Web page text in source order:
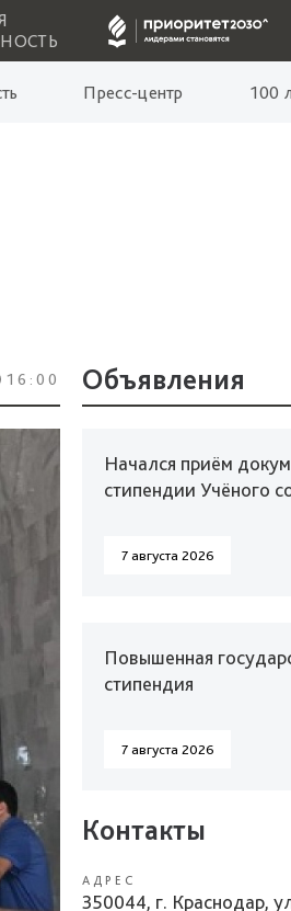
Пресс-центр 100
16:00 Объявления
Начался приём
стипендии Учёного
7 августа 2026
Повышенная
стипендия
7 августа 2026
Контакты
АДРЕС
350044, г. Краснодар,